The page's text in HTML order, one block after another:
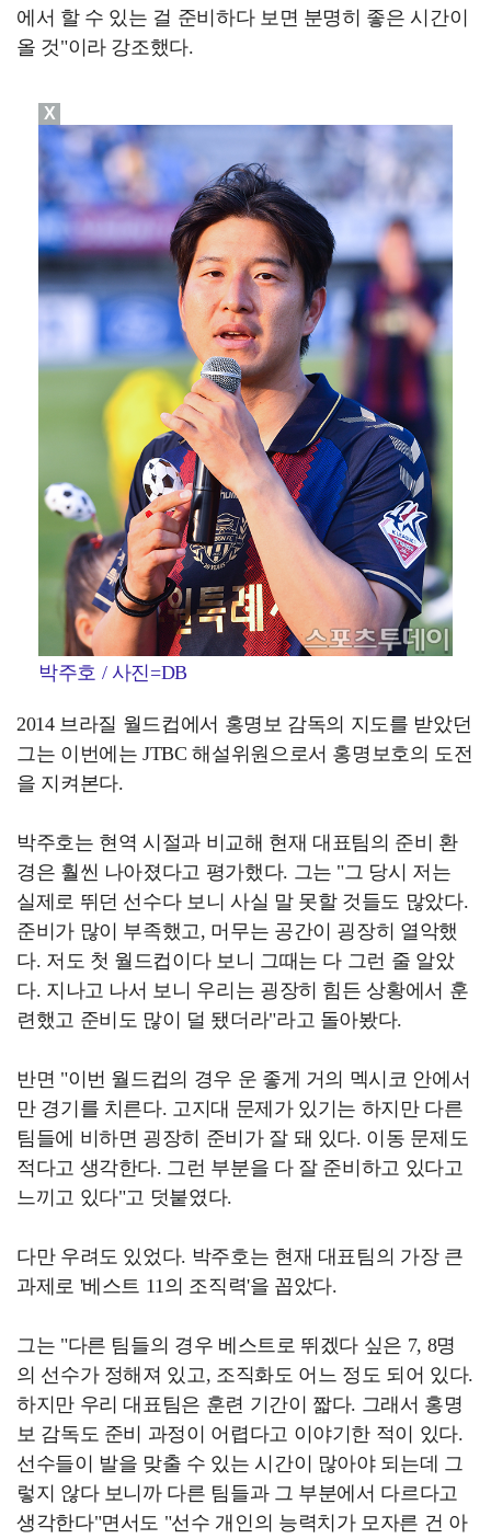
에서 할 수 있는 걸 준비하다 보면 분명히 좋은 시간이
올 것"이라 강조했다.
박주호 / 사진=DB
2014 브라질 월드컵에서 홍명보 감독의 지도를 받았던
그는 이번에는 JTBC 해설위원으로서 홍명보호의 도전
을 지켜본다.
박주호는 현역 시절과 비교해 현재 대표팀의 준비 환
경은 훨씬 나아졌다고 평가했다. 그는 "그 당시 저는
실제로 뛰던 선수다 보니 사실 말 못할 것들도 많았다.
준비가 많이 부족했고, 머무는 공간이 굉장히 열악했
다. 저도 첫 월드컵이다 보니 그때는 다 그런 줄 알았
다. 지나고 나서 보니 우리는 굉장히 힘든 상황에서 훈
련했고 준비도 많이 덜 됐더라"라고 돌아봤다.
반면 "이번 월드컵의 경우 운 좋게 거의 멕시코 안에서
만 경기를 치른다. 고지대 문제가 있기는 하지만 다른
팀들에 비하면 굉장히 준비가 잘 돼 있다. 이동 문제도
적다고 생각한다. 그런 부분을 다 잘 준비하고 있다고
느끼고 있다"고 덧붙였다.
다만 우려도 있었다. 박주호는 현재 대표팀의 가장 큰
과제로 '베스트 11의 조직력'을 꼽았다.
그는 "다른 팀들의 경우 베스트로 뛰겠다 싶은 7, 8명
의 선수가 정해져 있고, 조직화도 어느 정도 되어 있다.
하지만 우리 대표팀은 훈련 기간이 짧다. 그래서 홍명
보 감독도 준비 과정이 어렵다고 이야기한 적이 있다.
선수들이 발을 맞출 수 있는 시간이 많아야 되는데 그
렇지 않다 보니까 다른 팀들과 그 부분에서 다르다고
생각한다"면서도 "선수 개인의 능력치가 모자른 건 아
X